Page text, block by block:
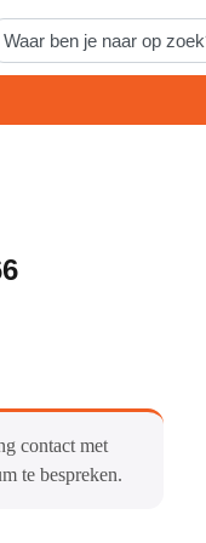
contact met
te bespreken.